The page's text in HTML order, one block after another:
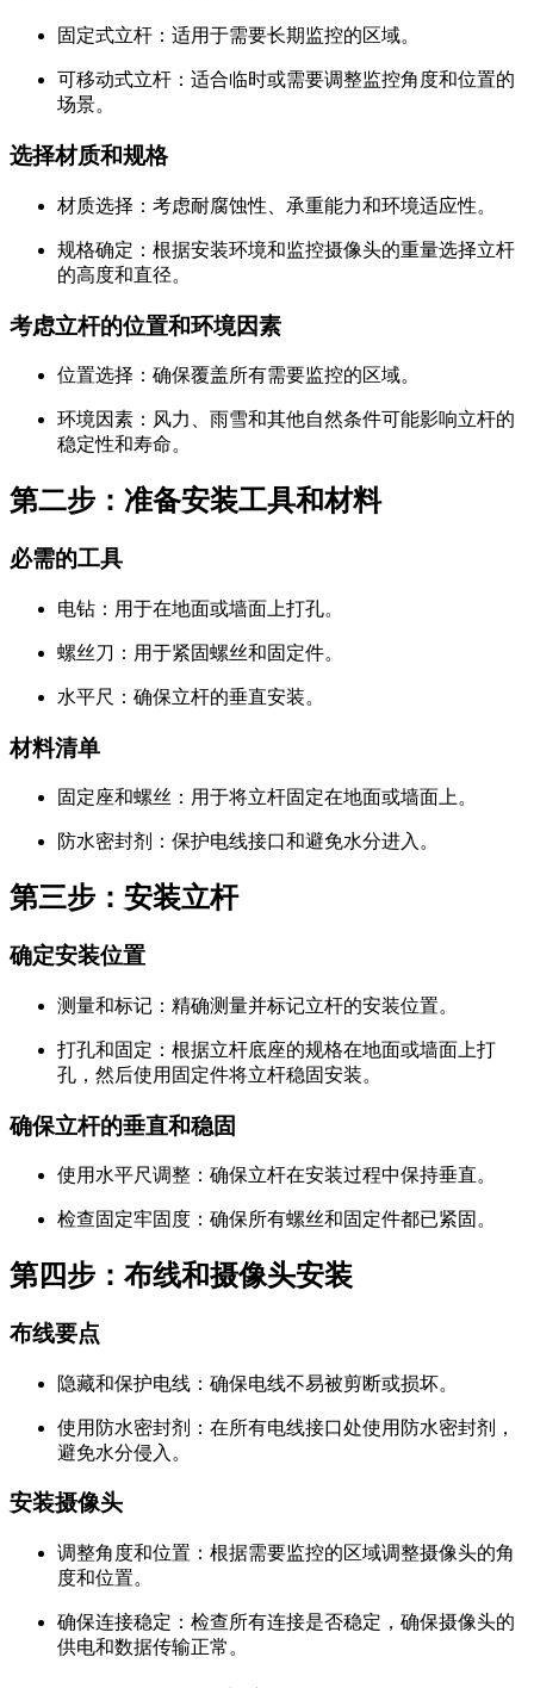
固定式立杆：适用于需要长期监控的区域。
可移动式立杆：适合临时或需要调整监控角度和位置的
场景。
选择材质和规格
材质选择：考虑耐腐蚀性、承重能力和环境适应性。
规格确定：根据安装环境和监控摄像头的重量选择立杆
的高度和直径。
考虑立杆的位置和环境因素
位置选择：确保覆盖所有需要监控的区域。
环境因素：风力、雨雪和其他自然条件可能影响立杆的
稳定性和寿命。
第二步：准备安装工具和材料
必需的工具
电钻：用于在地面或墙面上打孔。
螺丝刀：用于紧固螺丝和固定件。
水平尺：确保立杆的垂直安装。
材料清单
固定座和螺丝：用于将立杆固定在地面或墙面上。
防水密封剂：保护电线接口和避免水分进入。
第三步：安装立杆
确定安装位置
测量和标记：精确测量并标记立杆的安装位置。
打孔和固定：根据立杆底座的规格在地面或墙面上打
孔，然后使用固定件将立杆稳固安装。
确保立杆的垂直和稳固
使用水平尺调整：确保立杆在安装过程中保持垂直。
检查固定牢固度：确保所有螺丝和固定件都已紧固。
第四步：布线和摄像头安装
布线要点
隐藏和保护电线：确保电线不易被剪断或损坏。
使用防水密封剂：在所有电线接口处使用防水密封剂，
避免水分侵入。
安装摄像头
调整角度和位置：根据需要监控的区域调整摄像头的角
度和位置。
确保连接稳定：检查所有连接是否稳定，确保摄像头的
供电和数据传输正常。